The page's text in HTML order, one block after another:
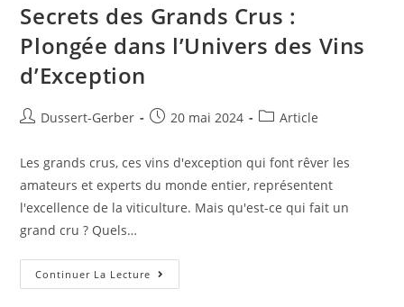
Secrets des Grands Crus :
Plongée dans l’Univers des Vins
d’Exception
Dussert-Gerber 20 mai 2024 Article
Les grands crus, ces vins d'exception qui font rêver les
amateurs et experts du monde entier, représentent
l'excellence de la viticulture. Mais qu'est-ce qui fait un
grand cru ? Quels…
Continuer La Lecture